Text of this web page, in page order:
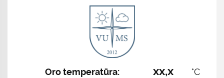
Oro temperatūra: xx,x °C